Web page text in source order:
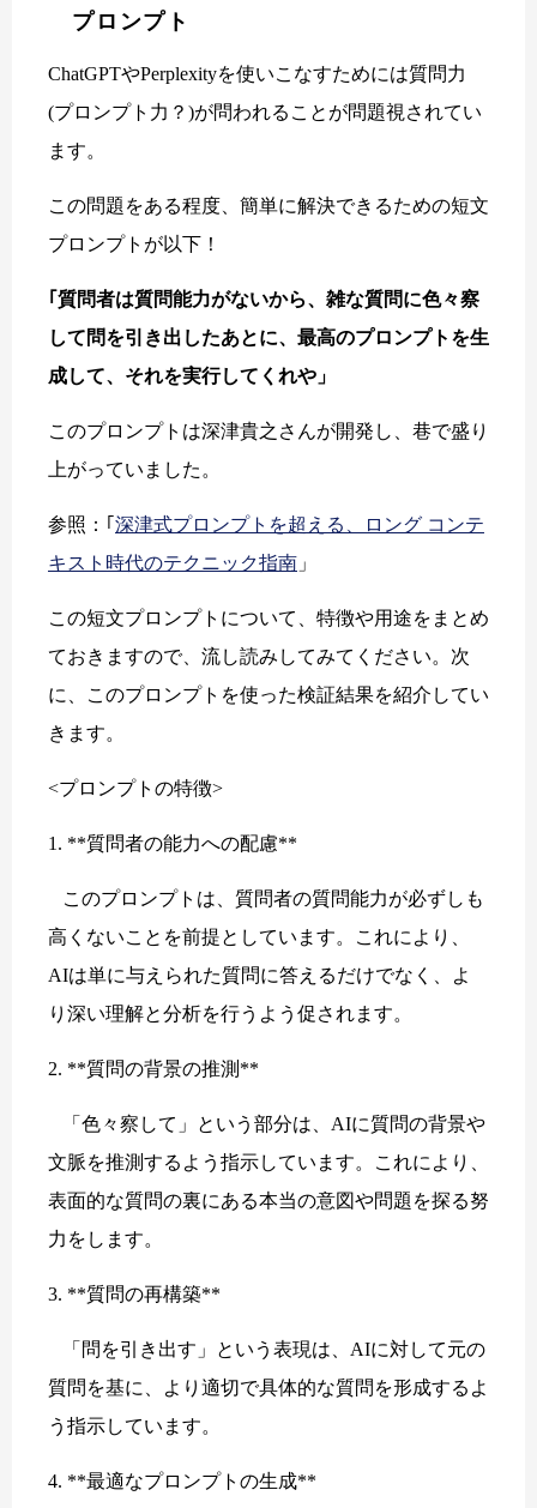
プロンプト
ChatGPTやPerplexityを使いこなすためには質問力
(プロンプト力？)が問われることが問題視されてい
ます。
この問題をある程度、簡単に解決できるための短文
プロンプトが以下！
｢質問者は質問能力がないから、雑な質問に色々察
して問を引き出したあとに、最高のプロンプトを生
成して、それを実行してくれや」
このプロンプトは深津貴之さんが開発し、巷で盛り
上がっていました。
参照：｢ 深津式プロンプトを超える、ロング コンテ
キスト時代のテクニック指南 」
この短文プロンプトについて、特徴や用途をまとめ
ておきますので、流し読みしてみてください。次
に、このプロンプトを使った検証結果を紹介してい
きます。
<プロンプトの特徴>
1. **質問者の能力への配慮**
このプロンプトは、質問者の質問能力が必ずしも
高くないことを前提としています。これにより、
AIは単に与えられた質問に答えるだけでなく、よ
り深い理解と分析を行うよう促されます。
2. **質問の背景の推測**
「色々察して」という部分は、AIに質問の背景や
文脈を推測するよう指示しています。これにより、
表面的な質問の裏にある本当の意図や問題を探る努
力をします。
3. **質問の再構築**
「問を引き出す」という表現は、AIに対して元の
質問を基に、より適切で具体的な質問を形成するよ
う指示しています。
4. **最適なプロンプトの生成**